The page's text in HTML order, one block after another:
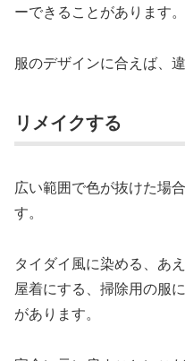
ーできることがあります。
服のデザインに合えば、
リメイクする
広い範囲で色が抜けた場
す。
タイダイ風に染める、あ
屋着にする、掃除用の服
があります。